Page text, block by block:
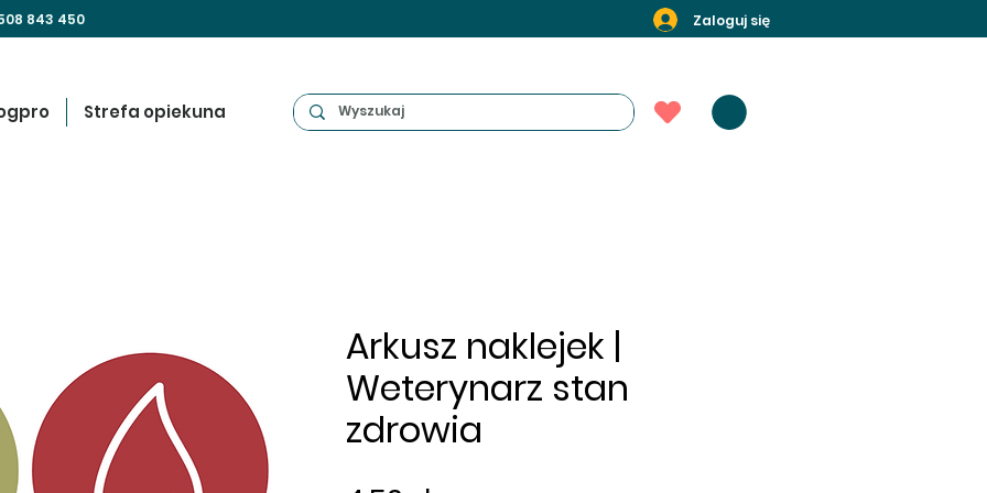
843 450 Zaloguj się
Strefa opiekuna
Arkusz naklejek |
Weterynarz stan
zdrowia